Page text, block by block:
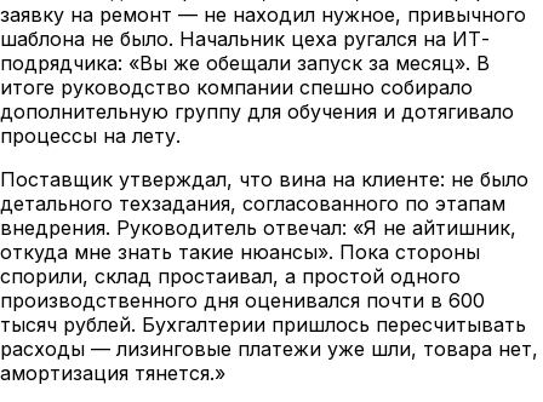
заявку на ремонт — не находил нужное, привычного
шаблона не было. Начальник цеха ругался на ИТ-
подрядчика: «Вы же обещали запуск за месяц». В
итоге руководство компании спешно собирало
дополнительную группу для обучения и дотягивало
процессы на лету.
Поставщик утверждал, что вина на клиенте: не было
детального техзадания, согласованного по этапам
внедрения. Руководитель отвечал: «Я не айтишник,
откуда мне знать такие нюансы». Пока стороны
спорили, склад простаивал, а простой одного
производственного дня оценивался почти в 600
тысяч рублей. Бухгалтерии пришлось пересчитывать
расходы — лизинговые платежи уже шли, товара нет,
амортизация тянется.»